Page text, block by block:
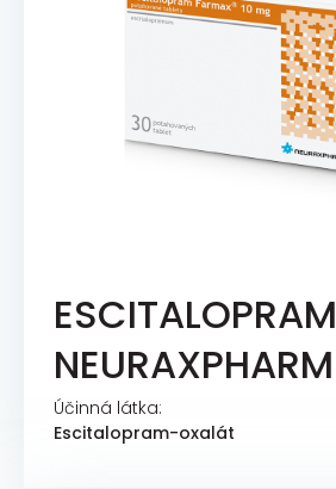
ESCITALOPRAM
NEURAXPHARM
Účinná látka:
Escitalopram-oxalát